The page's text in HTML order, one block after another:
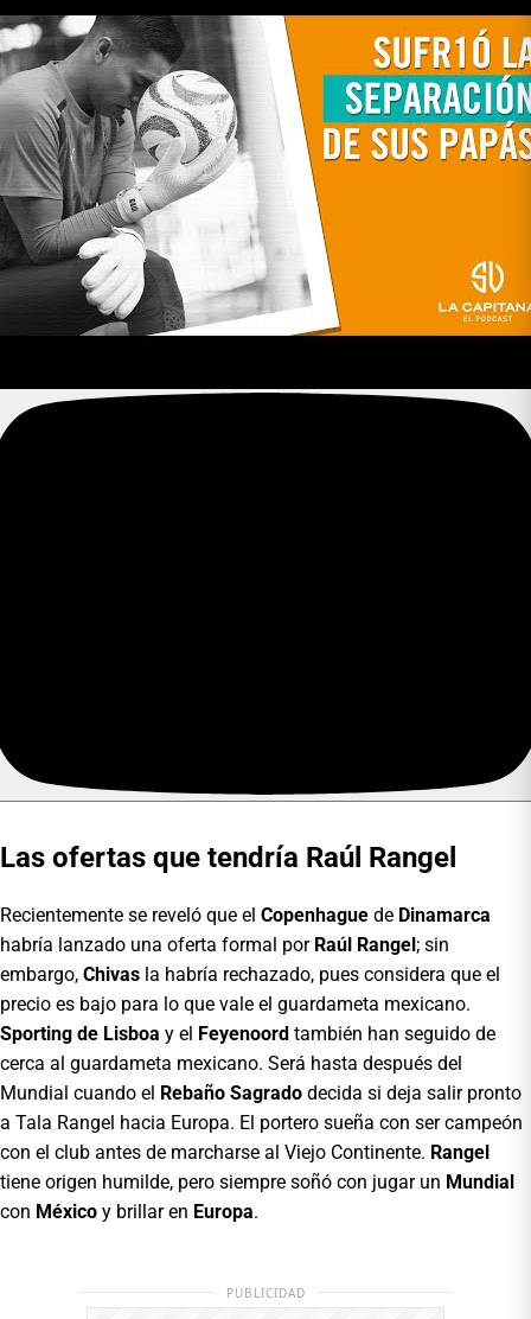
Las ofertas que tendría Raúl Rangel
Recientemente se reveló que el Copenhague de Dinamarca
habría lanzado una oferta formal por Raúl Rangel; sin
embargo, Chivas la habría rechazado, pues considera que el
precio es bajo para lo que vale el guardameta mexicano.
Sporting de Lisboa y el Feyenoord también han seguido de
cerca al guardameta mexicano. Será hasta después del
Mundial cuando el Rebaño Sagrado decida si deja salir pronto
a Tala Rangel hacia Europa. El portero sueña con ser campeón
con el club antes de marcharse al Viejo Continente. Rangel
tiene origen humilde, pero siempre soñó con jugar un Mundial
con México y brillar en Europa.
PUBLICIDAD